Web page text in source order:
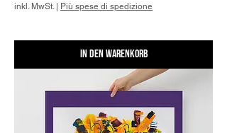
inkl. MwSt. | Più spese di spedizione
In den Warenkorb